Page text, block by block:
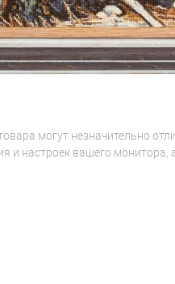
могут незначительно
и настроек вашего монитора,